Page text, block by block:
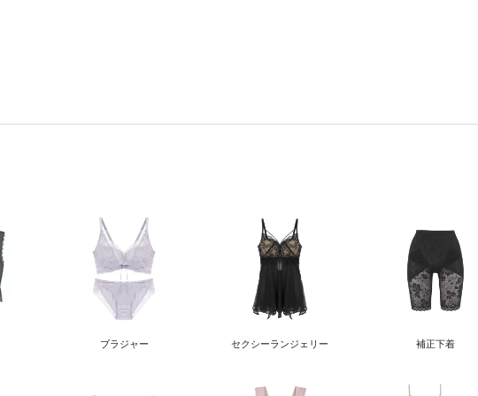
ブラジャー セクシーランジェリー 補正下着